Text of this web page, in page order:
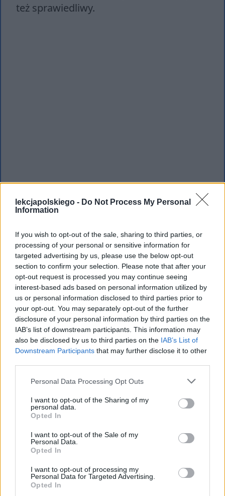
lekcjapolskiego - Do Not Process My Personal
Information
If you wish to opt-out of the sale, sharing to third parties, or
processing of your personal or sensitive information for
targeted advertising by us, please use the below opt-out
section to confirm your selection. Please note that after your
opt-out request is processed you may continue seeing
interest-based ads based on personal information utilized by
us or personal information disclosed to third parties prior to
your opt-out. You may separately opt-out of the further
disclosure of your personal information by third parties on the
IAB’s list of downstream participants. This information may
also be disclosed by us to third parties on the IAB’s List of
Downstream Participants that may further disclose it to other
Personal Data Processing Opt Outs
I want to opt-out of the Sharing of my
personal data.
Opted In
I want to opt-out of the Sale of my
Personal Data.
Opted In
I want to opt-out of processing my
Personal Data for Targeted Advertising.
Opted In
też sprawiedliwy.
Podmiot liryczny odwołuje się dohistorii
ludu Izraela, którą rozpoczęło
przymierze Boga z Abrahamem.
Abraham miał syna Izaaka, a ten – syna
Jakuba. Bóg nadał Jakubowi imię Izrael,
dlatego jego potomkowie byli nazywani
rodem Izraela i narodem wybranym.
Stwórca wyprowadził Izraelitów z niewoli
egipskiej. Pod przewodnictwem
Mojżesza, przez kilkadziesiąt lat
wędrowali przez pustynię do Kanaan,
Izraelici podbili ten teren, który stał się
miejscem do życia dla kolejnych pokoleń.
Osoba mówiąca podkreśla, że wszystkie
te wydarzenia są zasługą Boga. „Włość